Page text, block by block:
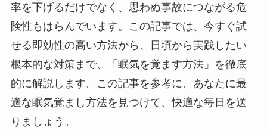
率を下げるだけでなく、思わぬ事故につながる危
険性もはらんでいます。この記事では、今すぐ試
せる即効性の高い方法から、日頃から実践したい
根本的な対策まで、「眠気を覚ます方法」を徹底
的に解説します。この記事を参考に、あなたに最
適な眠気覚まし方法を見つけて、快適な毎日を送
りましょう。